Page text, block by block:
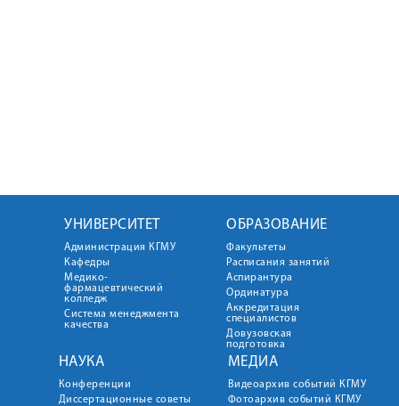
УНИВЕРСИТЕТ
Администрация КГМУ
Кафедры
Медико-
фармацевтический
колледж
Система менеджмента
качества
ОБРАЗОВАНИЕ
Факультеты
Расписания занятий
Аспирантура
Ординатура
Аккредитация
специалистов
Довузовская
подготовка
НАУКА
Конференции
Диссертационные советы
МЕДИА
Видеоархив событий КГМУ
Фотоархив событий КГМУ